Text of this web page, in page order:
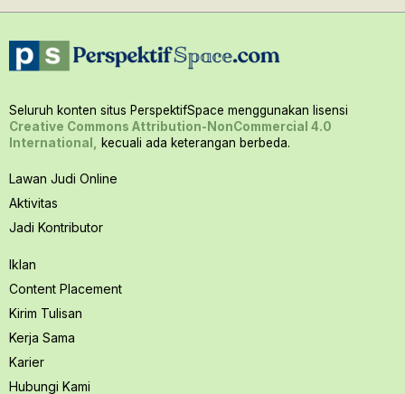
Seluruh konten situs PerspektifSpace menggunakan lisensi
Creative Commons Attribution-NonCommercial 4.0
International,
kecuali ada keterangan berbeda.
Lawan Judi Online
Aktivitas
Jadi Kontributor
Iklan
Content Placement
Kirim Tulisan
Kerja Sama
Karier
Hubungi Kami